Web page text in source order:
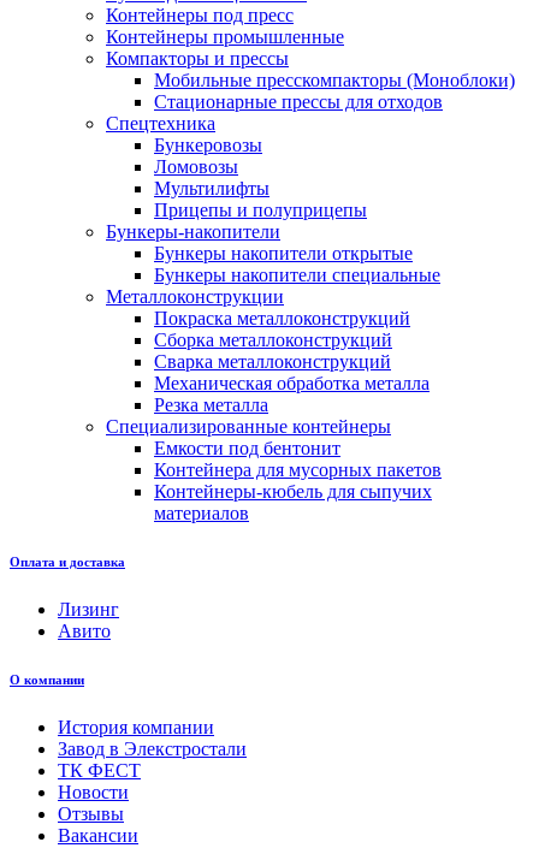
Контейнеры под пресс
Контейнеры промышленные
Компакторы и прессы
Мобильные пресскомпакторы (Моноблоки)
Стационарные прессы для отходов
Спецтехника
Бункеровозы
Ломовозы
Мультилифты
Прицепы и полуприцепы
Бункеры-накопители
Бункеры накопители открытые
Бункеры накопители специальные
Металлоконструкции
Покраска металлоконструкций
Сборка металлоконструкций
Сварка металлоконструкций
Механическая обработка металла
Резка металла
Специализированные контейнеры
Емкости под бентонит
Контейнера для мусорных пакетов
Контейнеры-кюбель для сыпучих
материалов
Оплата и доставка
Лизинг
Авито
О компании
История компании
Завод в Элекстростали
ТК ФЕСТ
Новости
Отзывы
Вакансии